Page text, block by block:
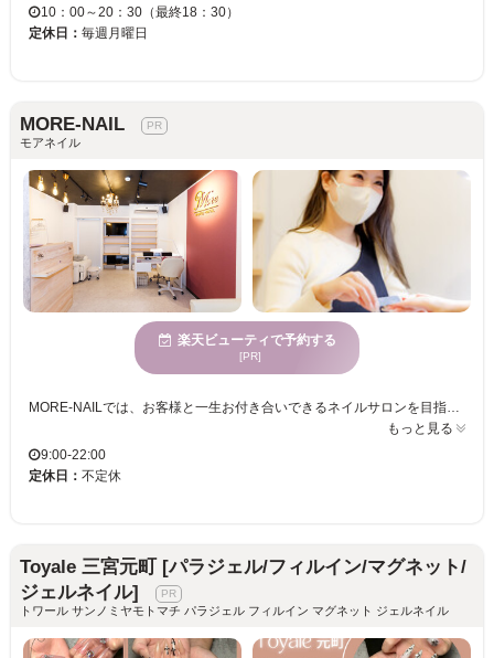
10：00～20：30（最終18：30）
定休日： 毎週月曜日
MORE-NAIL
モアネイル
楽天ビューティで予約する
[PR]
MORE-NAILでは、お客様と一生お付き合いできるネイルサロンを目指しております★アートに特化しており、持ち込みデザインも可能なため、自分だけのオリジナルネイルを楽しめます。さらに、多彩なカラーやパーツとデザインが揃っているので、豊富な選択肢からお好みのスタイルを見つけることができます。パラジェルを導入しており、爪への優しいケアを実現。さらに上質に洗練されたプライベート空間を提供できるよう心掛けておりますので、心身が休まる場所としてお過ごしいただけます。また、明るいスタッフが丁寧に対応し、手厚い接客で安心して施術を受けていただけます。多様な年齢向けのサービスを提供しているMORE-NAILで、あなたの理想の美しさを手元に取り入れてみませんか。きっと満足するひと時をお過ごしいただけます。 口コミは脅威の4.92★★★★★ご来店お待ち致しております♪
もっと見る
9:00-22:00
定休日： 不定休
Toyale 三宮元町 [パラジェル/フィルイン/マグネット/
ジェルネイル]
トワール サンノミヤモトマチ パラジェル フィルイン マグネット ジェルネイル